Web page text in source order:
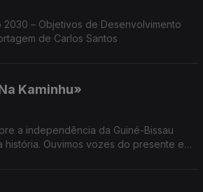
2030 – Objetivos de Desenvolvimento
de Carlos Santos
Kaminhu»
a independência da Guiné-Bissau
história. Ouvimos vozes do presente e